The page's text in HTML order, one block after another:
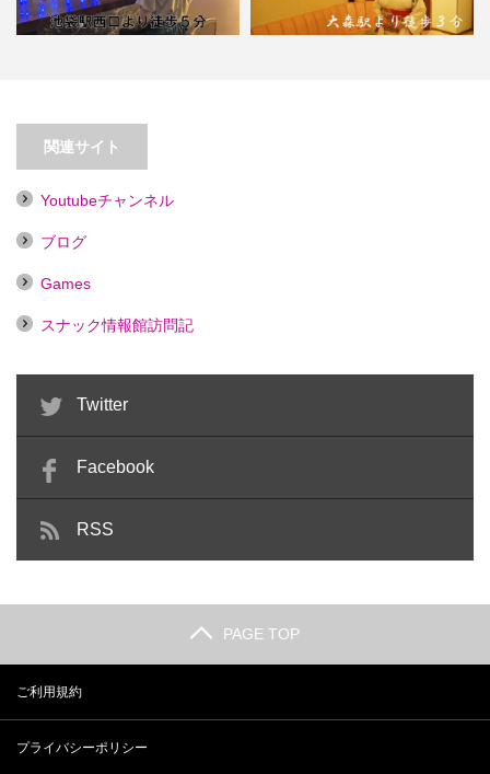
【池袋】スナックPATORA【喫煙
目的店】
関連サイト
Youtubeチャンネル
ブログ
Games
スナック情報館訪問記
Twitter
Facebook
RSS
PAGE TOP
ご利用規約
プライバシーポリシー